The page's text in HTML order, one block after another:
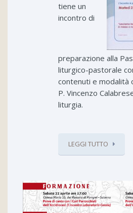
tiene un
incontro di
preparazione alla
liturgico-pastorale
contenuti e modalità
P. Vincenzo
liturgia.
LEGGI TUTTO